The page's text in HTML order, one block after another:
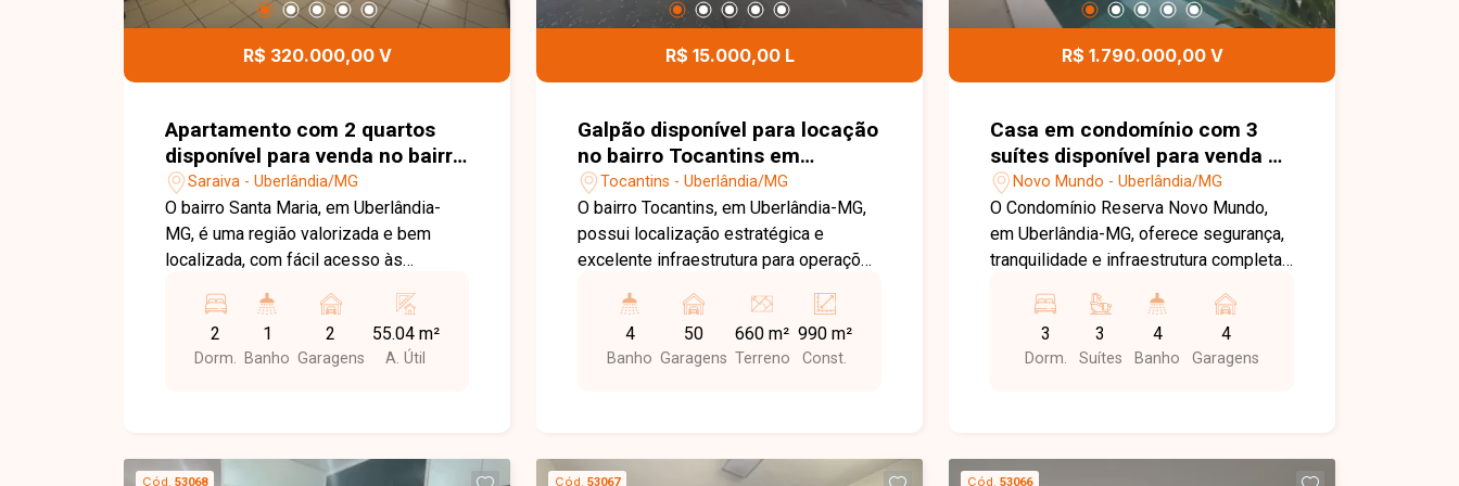
proporcionando segurança, lazer e
excelente oportunidade para morar em
regiões que mais crescem em
Uberlândia. Entre em contato e agende
sua visita!
Imóveis e agende sua visita. Nossa
todos os detalhes deste imóvel e
para morar com conforto e tranquilidade
R$ 320.000,00 V
Apartamento com 2 quartos
disponível para venda no bairro
Santa Maria em Uberlândia-MG
Saraiva - Uberlândia/MG
O bairro Santa Maria, em Uberlândia-
MG, é uma região valorizada e bem
localizada, com fácil acesso às
a supermercados, escolas, farmácias,
restaurantes e diversos comércios,
oferece praticidade, conforto e
em 02 ambientes com acesso à
2
Dorm.
1
Banho
2
Garagens
55.04 m²
A. Útil
R$ 15.000,00 L
Galpão disponível para locação
no bairro Tocantins em
Uberlândia-MG
Tocantins - Uberlândia/MG
O bairro Tocantins, em Uberlândia-MG,
possui localização estratégica e
excelente infraestrutura para operações
acesso à BR-365 e às principais vias
da cidade. A região é ideal para
empresas que necessitam de agilidade
composto por 03 pavimentos com
4
Banho
50
Garagens
660 m²
Terreno
990 m²
Const.
R$ 1.790.000,00 V
Casa em condomínio com 3
suítes disponível para venda no
bairro Novo Mundo em
Uberlândia-MG
Novo Mundo - Uberlândia/MG
O Condomínio Reserva Novo Mundo,
em Uberlândia-MG, oferece segurança,
tranquilidade e infraestrutura completa,
qualidade de vida para toda a família.
Com localização privilegiada e fácil
acesso às principais vias da cidade, é
construída em terreno de 295m²,
3
Dorm.
3
Suítes
4
Banho
4
Garagens
Cód. 53068 Cód. 53067 Cód. 53066